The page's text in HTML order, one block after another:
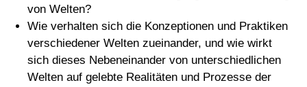
von Welten?
Wie verhalten sich die Konzeptionen und Praktiken
verschiedener Welten zueinander, und wie wirkt
sich dieses Nebeneinander von unterschiedlichen
Welten auf gelebte Realitäten und Prozesse der